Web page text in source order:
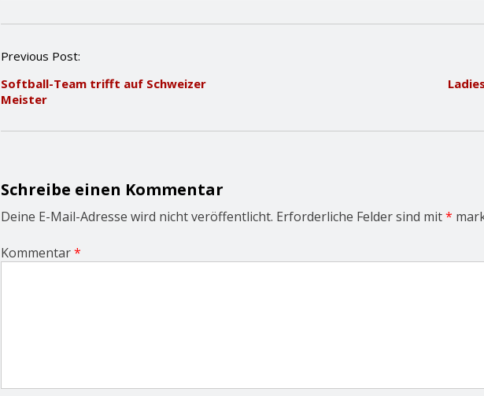
P
s
t
a
g
a
t
n
Previous Post:
Softball-Team trifft auf Schweizer
Meister
Schreibe einen Kommentar
Deine E-Mail-Adresse wird nicht veröffentlicht. Erforderliche Felder sind mit*
Kommentar*